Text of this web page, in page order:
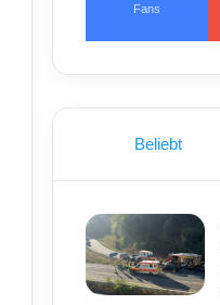
Fans
Beliebt